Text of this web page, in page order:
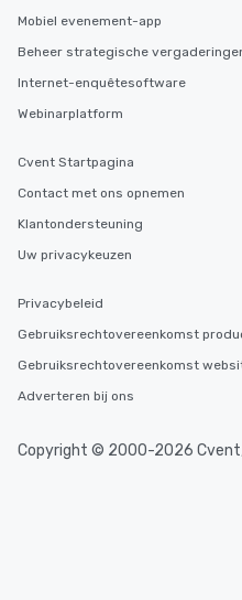
Mobiel evenement-app
Beheer strategische
Internet-enquêtesoftware
Webinarplatform
Cvent Startpagina
Contact met ons opnemen
Klantondersteuning
Uw privacykeuzen
Privacybeleid
Gebruiksrechtovereenkomst
Gebruiksrechtovereenkomst
Adverteren bij ons
Copyright © 2000-2026